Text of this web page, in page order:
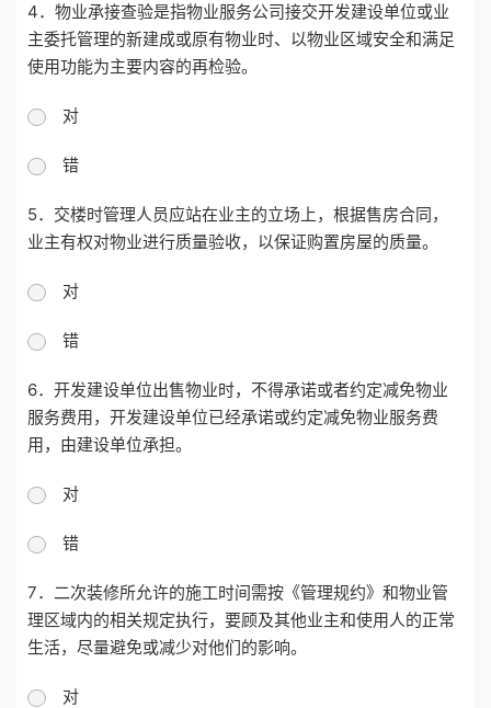
4．物业承接查验是指物业服务公司接交开发建设单位或业
主委托管理的新建成或原有物业时、以物业区域安全和满足
使用功能为主要内容的再检验。
对
错
5．交楼时管理人员应站在业主的立场上，根据售房合同，
业主有权对物业进行质量验收，以保证购置房屋的质量。
对
错
6．开发建设单位出售物业时，不得承诺或者约定减免物业
服务费用，开发建设单位已经承诺或约定减免物业服务费
用，由建设单位承担。
对
错
7．二次装修所允许的施工时间需按《管理规约》和物业管
理区域内的相关规定执行，要顾及其他业主和使用人的正常
生活，尽量避免或减少对他们的影响。
对